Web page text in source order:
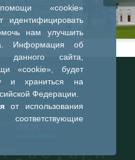
«cookie»
нам улучшить
Информация об
данного сайта,
«cookie», будет
и храниться на
Федерации.
от использования
портал города
ссылка на
2026